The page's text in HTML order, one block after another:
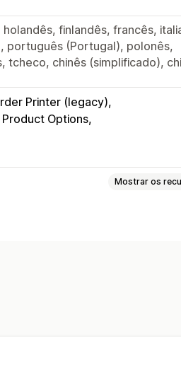
finlandês, francês,
português (Portugal), polonês,
tcheco, chinês (simplificado),
Printer (legacy)
Product Options
Mostrar os